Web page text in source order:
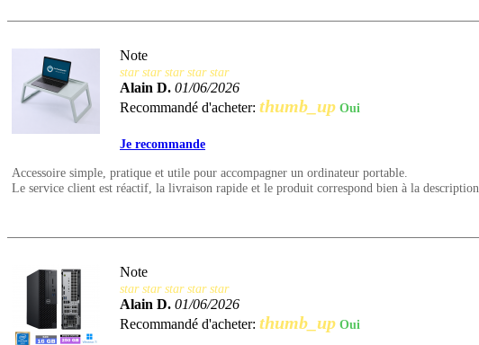
Note
star star star star star
Alain D. 01/06/2026
Recommandé d'acheter: thumb_up Oui
Je recommande
Accessoire simple, pratique et utile pour accompagner un ordinateur portable.
Le service client est réactif, la livraison rapide et le produit correspond bien à la description.
Note
star star star star star
Alain D. 01/06/2026
Recommandé d'acheter: thumb_up Oui